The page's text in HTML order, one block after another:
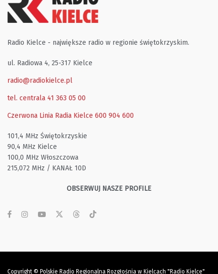
Radio Kielce - największe radio w regionie świętokrzyskim.
ul. Radiowa 4, 25-317 Kielce
radio@radiokielce.pl
tel. centrala 41 363 05 00
Czerwona Linia Radia Kielce 600 904 600
101,4 MHz Świętokrzyskie
90,4 MHz Kielce
100,0 MHz Włoszczowa
215,072 MHz / KANAŁ 10D
OBSERWUJ NASZE PROFILE
Copyright © Polskie Radio Regionalna Rozgłośnia w Kielcach "Radio Kielce"